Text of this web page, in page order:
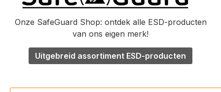
Onze SafeGuard Shop: ontdek alle ESD-producten
van ons eigen merk!
Uitgebreid assortiment ESD-producten